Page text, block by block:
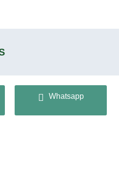
Co., Ltd
Whatsapp